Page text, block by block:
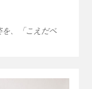
、「こえだペ